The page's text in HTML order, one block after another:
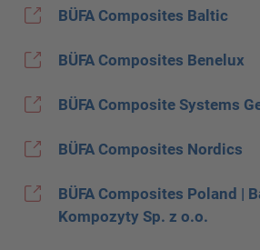
BÜFA Composites Baltic
BÜFA Composites Benelux
BÜFA Composite Systems
BÜFA Composites Nordics
BÜFA Composites Poland |
Kompozyty Sp. z o.o.